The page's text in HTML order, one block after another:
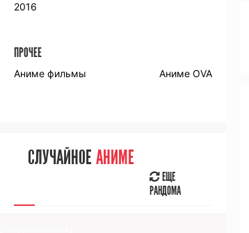
2016
ПРОЧЕЕ
Аниме фильмы Аниме OVA
СЛУЧАЙНОЕ АНИМЕ
ЕЩЕ
РАНДОМА